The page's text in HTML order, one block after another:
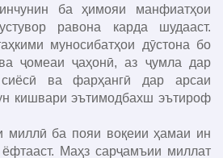
ба ҳимояи манфиатҳои
равона карда шудааст.
муносибатҳои дӯстона бо
ҷомеаи ҷаҳонӣ, аз ҷумла дар
сиёсӣ ва фарҳангӣ дар арсаи
кишвари эътимодбахш эътироф
ба пояи воқеии ҳамаи ин
ёфтааст. Маҳз сарҷамъии миллат